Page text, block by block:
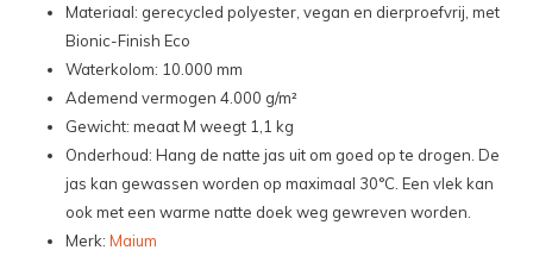
Materiaal: gerecycled polyester, vegan en dierproefvrij, met
Bionic-Finish Eco
Waterkolom: 10.000 mm
Ademend vermogen 4.000 g/m²
Gewicht: meaat M weegt 1,1 kg
Onderhoud: Hang de natte jas uit om goed op te drogen. De
jas kan gewassen worden op maximaal 30°C. Een vlek kan
ook met een warme natte doek weg gewreven worden.
Merk: Maium